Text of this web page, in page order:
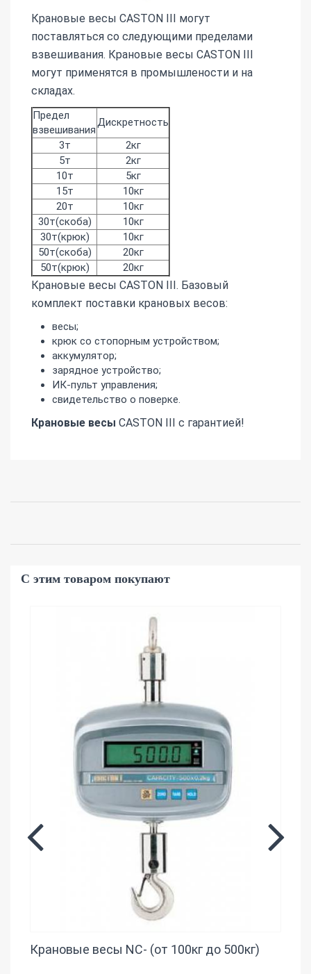
Крановые весы CASTON III могут
поставляться со следующими пределами
взвешивания. Крановые весы CASTON III
могут применятся в промышлености и на
складах.
Предел
взвешивания
Дискретность
3т
2кг
5т
2кг
10т
5кг
15т
10кг
20т
10кг
30т(скоба)
10кг
30т(крюк)
10кг
50т(скоба)
20кг
50т(крюк)
20кг
Крановые весы CASTON III. Базовый
комплект поставки крановых весов:
весы;
крюк со стопорным устройством;
аккумулятор;
зарядное устройство;
ИК-пульт управления;
свидетельство о поверке.
Крановые весы CASTON III c гарантией!
С этим товаром покупают
Крановые весы NC- (от 100кг до 500кг)